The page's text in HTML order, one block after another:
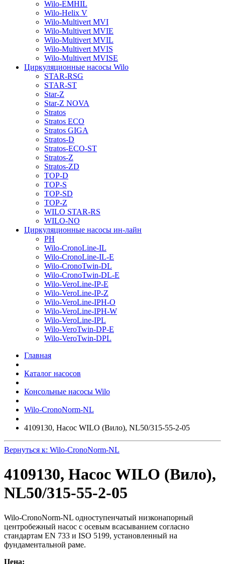
Wilo-EMHIL
Wilo-Helix V
Wilo-Multivert MVI
Wilo-Multivert MVIE
Wilo-Multivert MVIL
Wilo-Multivert MVIS
Wilo-Multivert MVISE
Циркуляционные насосы Wilo
STAR-RSG
STAR-ST
Star-Z
Star-Z NOVA
Stratos
Stratos ECO
Stratos GIGA
Stratos-D
Stratos-ECO-ST
Stratos-Z
Stratos-ZD
TOP-D
TOP-S
TOP-SD
TOP-Z
WILO STAR-RS
WILO-NO
Циркуляционные насосы ин-лайн
PH
Wilo-CronoLine-IL
Wilo-CronoLine-IL-E
Wilo-CronoTwin-DL
Wilo-CronoTwin-DL-E
Wilo-VeroLine-IP-E
Wilo-VeroLine-IP-Z
Wilo-VeroLine-IPH-O
Wilo-VeroLine-IPH-W
Wilo-VeroLine-IPL
Wilo-VeroTwin-DP-E
Wilo-VeroTwin-DPL
Главная
Каталог насосов
Консольные насосы Wilo
Wilo-CronoNorm-NL
4109130, Насос WILO (Вило), NL50/315-55-2-05
Вернуться к: Wilo-CronoNorm-NL
4109130, Насос WILO (Вило),
NL50/315-55-2-05
Wilo-CronoNorm-NL одноступенчатый низконапорный
центробежный насос с осевым всасыванием согласно
стандартам EN 733 и ISO 5199, установленный на
фундаментальной раме.
Цена: